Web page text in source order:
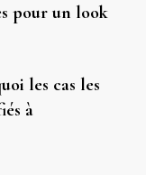
pour un look
les cas les
à